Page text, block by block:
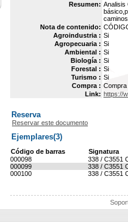
Resumen: Analisis
Nota de contenido:
Agroindustria : Si
Agropecuaria : Si
Ambiental : Si
Biología : Si
Forestal : Si
Turismo : Si
Compra : Compra
Link: https://
Reserva
Reservar este documento
Ejemplares(3)
Código de barras Signatura
000098
338 / C3551
000099
338 / C3551
000100
338 / C3551